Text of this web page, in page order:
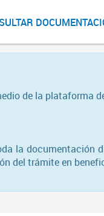
de la plataforma
la
del trámite en